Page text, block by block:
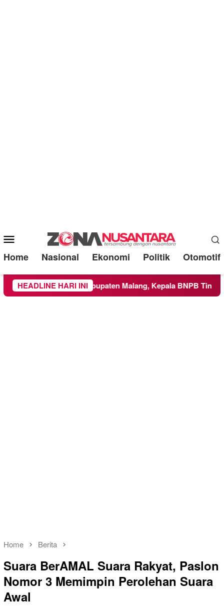
Mobile
Menu
Home Nasional Ekonomi Politik Otomotif
HEADLINE HARI INI
Wilayah Kabupaten Malang, Kepala BNPB Tinjau Langsung
Home Berita
Suara BerAMAL Suara Rakyat, Paslon
Nomor 3 Memimpin Perolehan Suara
Awal